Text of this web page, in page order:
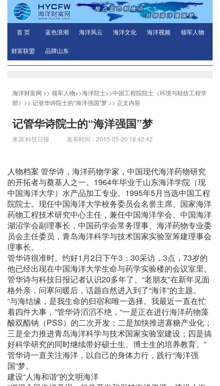
首 页 蓝色浪潮 海洋风云 海洋文化 海洋视频 领军人物
财富联盟 品牌山东
海洋财富网 >> 领军人物>>海洋院士>>中国工程院院士（环境与轻纺工程学
部） >> 记管华诗院士的“海洋强国”梦 >> 正文内容
记管华诗院士的“海洋强国”梦
来源:科技日报 发布时间：2015-05-20 18:42:42
人物档案 管华诗，海洋药物学家，中国现代海洋药物研究
的开拓者与奠基人之一。1964年毕业于山东海洋学院（现
中国海洋大学）水产品加工专业。1995年5月当选中国工程
院院士。现任中国海洋大学校务委员会名誉主席、国家海洋
药物工程技术研究中心主任，兼任中国海洋学会、中国海洋
湖沼学会副理事长，中国药学会常务理事、海洋药物专业委
员会主任委员，青岛海洋科学与技术国家实验室筹建理事会
理事长。
管华诗很准时。约好1月2日下午3：30采访，3点，73岁的
他已经出现在中国海洋大学生命与药学实验楼的会议室里。
管华诗与科技日报记者认识20多年了。“老朋友”在新年见面
格外亲，问寒问暖后，话题自然进入到了“海洋”的主题。
“与海结缘，是我生命的归宿和唯一选择。我最近一直在忙
着四件大事，”管华诗滔滔不绝，“一是正在进行海洋药物藻
酸双酯钠（PSS）的二次开发；二是加快推进寡糖产业化；
三是全力推进青岛海洋科学与技术国家实验室建设；四是搞
好科学研究的同时继续带好硕士生、博士生的培养教育。”
管华诗一直关注海洋，以自己的身体力行，践行“海洋强
国”梦。
建设“人海和谐”的文明海洋